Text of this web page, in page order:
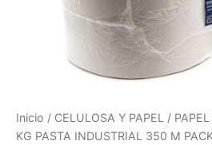
Inicio / CELULOSA Y PAPEL /
KG PASTA INDUSTRIAL 350 M